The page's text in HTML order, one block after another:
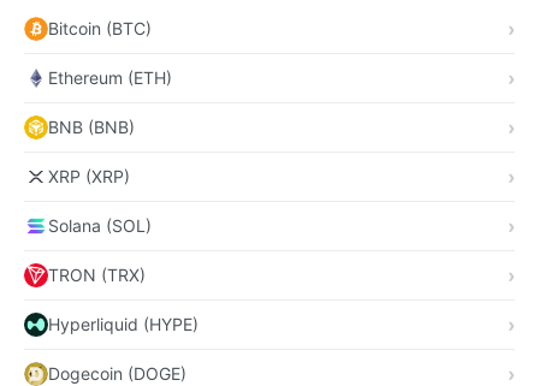
Bitcoin (BTC)
Ethereum (ETH)
BNB (BNB)
XRP (XRP)
Solana (SOL)
TRON (TRX)
Hyperliquid (HYPE)
Dogecoin (DOGE)